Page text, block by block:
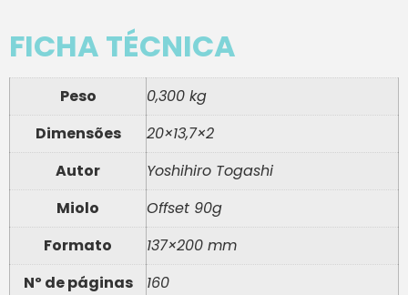
FICHA TÉCNICA
Peso
0,300 kg
Dimensões
20×13,7×2
Autor
Yoshihiro Togashi
Miolo
Offset 90g
Formato
137×200 mm
Nº de páginas
160